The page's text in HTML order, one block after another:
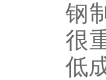
钢
很
低